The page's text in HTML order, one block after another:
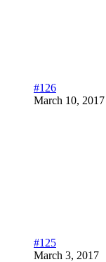
#126
March 10, 2017
#125
March 3, 2017